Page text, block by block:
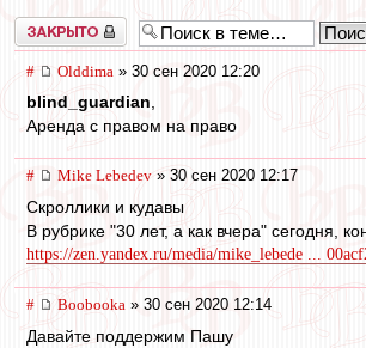
Закрыто
# Olddima » 30 сен 2020 12:20
blind_guardian,
Аренда с правом на право
# Mike Lebedev » 30 сен 2020 12:17
Скроллики и кудавы
В рубрике "30 лет, а как вчера" сегодня,
https://zen.yandex.ru/media/mike_lebede ...
# Boobooka » 30 сен 2020 12:14
Давайте поддержим Пашу